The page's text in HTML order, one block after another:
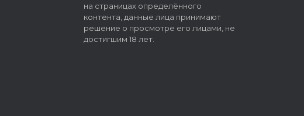
на страницах определённого
контента, данные лица принимают
решение о просмотре его лицами, не
достигшим 18 лет.